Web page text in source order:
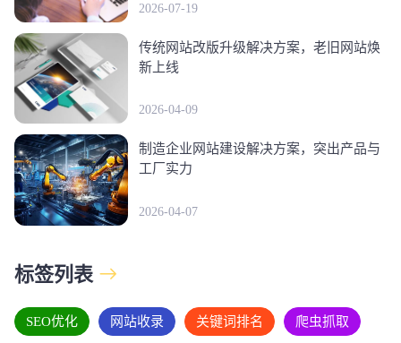
2026-07-19
传统网站改版升级解决方案，老旧网站焕
新上线
2026-04-09
制造企业网站建设解决方案，突出产品与
工厂实力
2026-04-07
标签列表
SEO优化 网站收录 关键词排名 爬虫抓取